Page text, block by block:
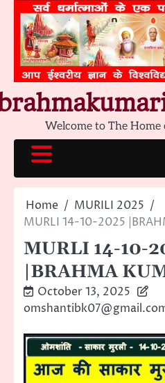
content
Welcome to The
Home
MURILI 2025
MURLI 14-10-2025
MURLI 14-10-
|BRAHMA
October 13, 2025